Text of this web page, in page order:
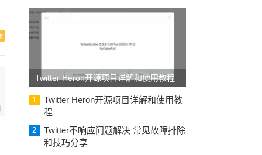
Twitter Heron开源项目详解和使用教程
1
Twitter Heron开源项目详解和使用教
程
2
Twitter不响应问题解决 常见故障排除
和技巧分享